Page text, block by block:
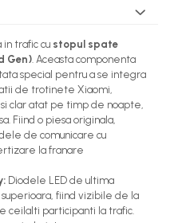
trafic cu stopul spate
Gen). Aceasta componenta
special pentru a se integra
de trotinete Xiaomi,
clar atat pe timp de noapte,
Fiind o piesa originala,
de comunicare cu
la franare
Diodele LED de ultima
fiind vizibile de la
ceilalti participanti la trafic.